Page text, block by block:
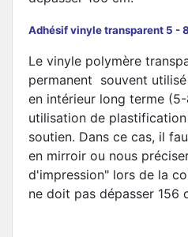
Adhésif vinyle transparent 5 -
Le vinyle polymère
permanent souvent
en intérieur long terme
utilisation de
soutien. Dans ce cas, il
en mirroir ou nous
d'impression" lors de la
ne doit pas dépasser 156